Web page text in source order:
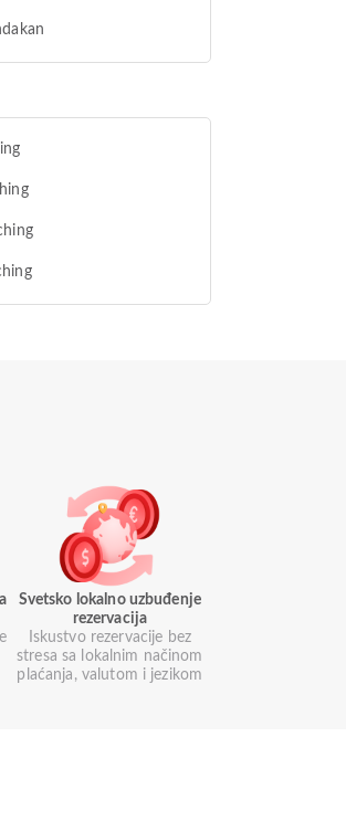
Svetsko lokalno uzbuđenje
rezervacija
Iskustvo rezervacije bez
stresa sa lokalnim načinom
plaćanja, valutom i jezikom